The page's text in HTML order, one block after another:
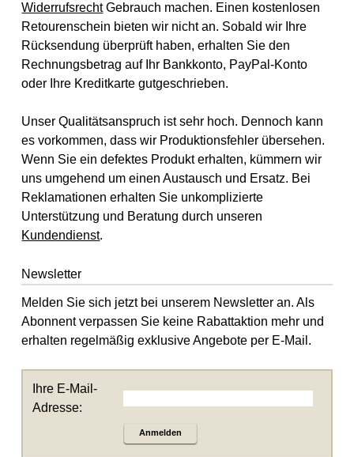
WiderrufsrechtGebrauch machen. Einen kostenlosen
Retourenschein bieten wir nicht an. Sobald wir Ihre
Rücksendung überprüft haben, erhalten Sie den
Rechnungsbetrag auf Ihr Bankkonto, PayPal-Konto
oder Ihre Kreditkarte gutgeschrieben.
Unser Qualitätsanspruch ist sehr hoch. Dennoch kann
es vorkommen, dass wir Produktionsfehler übersehen.
Wenn Sie ein defektes Produkt erhalten, kümmern wir
uns umgehend um einen Austausch und Ersatz. Bei
Reklamationen erhalten Sie unkomplizierte
Unterstützung und Beratung durch unseren
Kundendienst.
Newsletter
Melden Sie sich jetzt bei unserem Newsletter an. Als
Abonnent verpassen Sie keine Rabattaktion mehr und
erhalten regelmäßig exklusive Angebote per E-Mail.
Ihre E-Mail-
Adresse:
Anmelden